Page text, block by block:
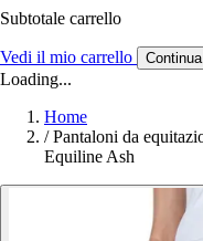
Subtotale carrello
Vedi il mio carrello
Loading...
Home
/ Pantaloni da
Equiline Ash